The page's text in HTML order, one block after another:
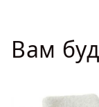
Вам